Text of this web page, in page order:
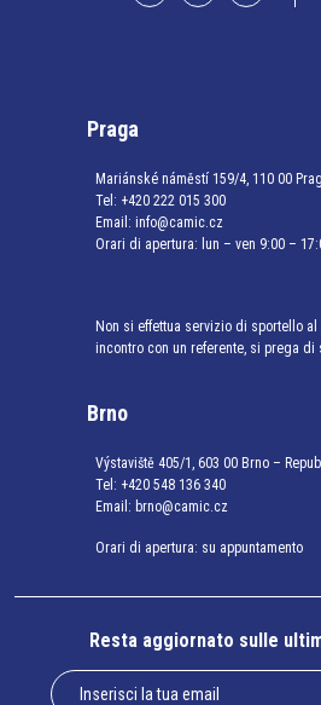
Praga
Mariánské náměstí 159/4, 110 00
Tel: +420 222 015 300
Email: info@camic.cz
Orari di apertura: lun – ven 9:00 –
Non si effettua servizio di sportello
incontro con un referente, si prega
Brno
Výstaviště 405/1, 603 00 Brno –
Tel: +420 548 136 340
Email: brno@camic.cz
Orari di apertura: su appuntamento
Resta aggiornato sulle